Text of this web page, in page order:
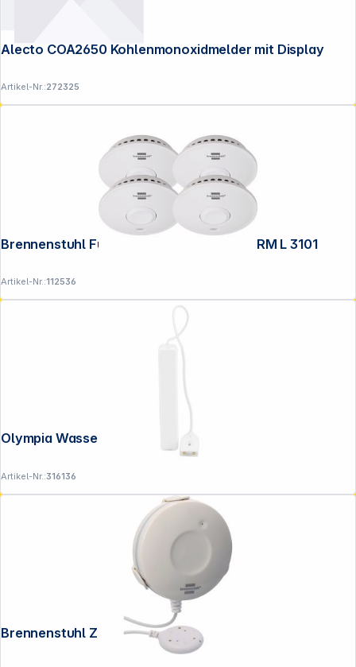
Alecto COA2650 Kohlenmonoxidmelder mit Display
Artikel-Nr.:272325
Brennenstuhl Funk Rauchmelder Set, 4x RM L 3101
Artikel-Nr.:112536
Artikel-Nr.:316136
Brennenstuhl Zigbee Wassermelder
Folgen Sie uns auf